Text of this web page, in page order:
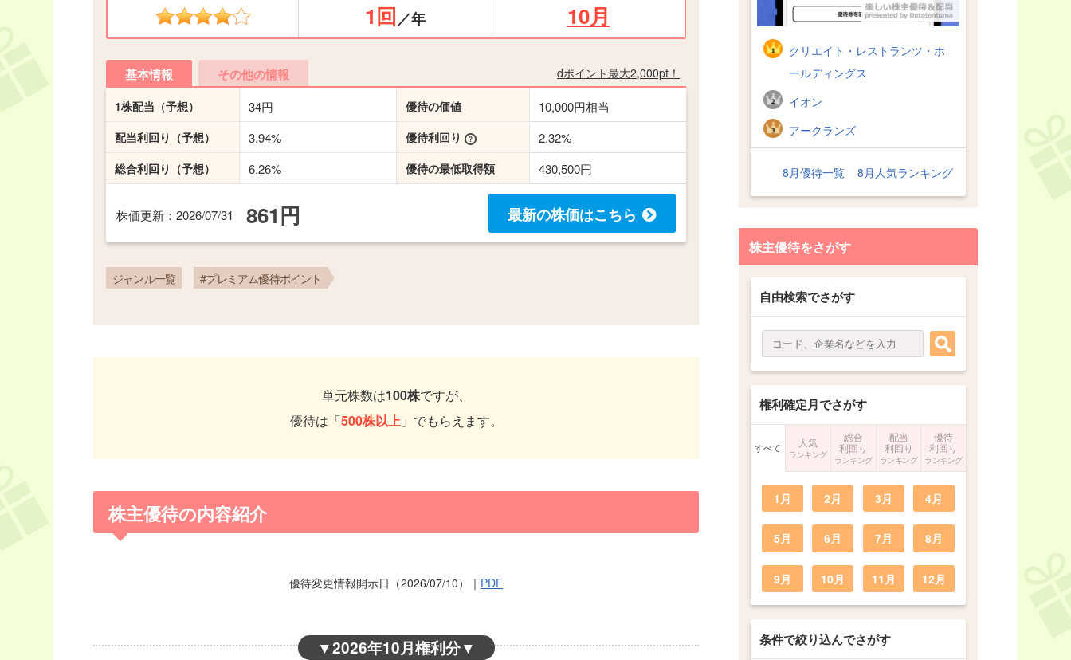
1回／年 10月
基本情報 その他の情報 dポイント最大2,000pt！
1株配当 （予想） 34円 優待の価値 10,000円相当
配当利回り （予想） 3.94% 優待利回り 2.32%
総合利回り （予想） 6.26% 優待の最低取得額 430,500円
861円
株価更新：2026/07/31 最新の株価はこちら
ジャンル一覧 #プレミアム優待ポイント
単元株数は100株ですが、
優待は「500株以上」でもらえます。
株主優待の内容紹介
優待変更情報開示日（2026/07/10）｜ PDF
▼2026年10月権利分▼
クリエイト・レストランツ・ホ
ールディングス
イオン
アークランズ
8月優待一覧 8月人気ランキング
株主優待をさがす
自由検索でさがす
権利確定月でさがす
すべて 人気
ランキング
総合
利回り
ランキング
配当
利回り
ランキング
優待
利回り
ランキング
1月 2月 3月 4月
5月 6月 7月 8月
9月 10月 11月 12月
条件で絞り込んでさがす